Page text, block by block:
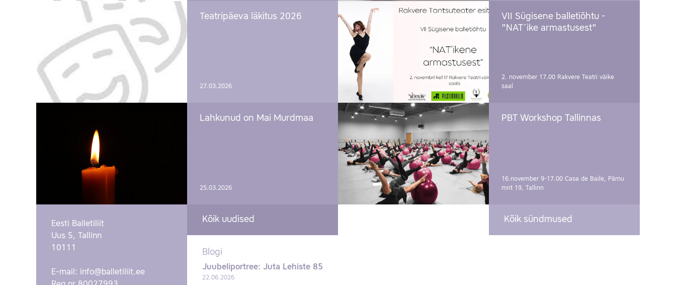
Teatripäeva läkitus 2026
27.03.2026
Lahkunud on Mai Murdmaa
25.03.2026
Kõik uudised
VII Sügisene balletiõhtu -
"NAT´ike armastusest"
2. november 17.00 Rakvere Teatri väike
saal
PBT Workshop Tallinnas
16.november 9-17.00 Casa de Baile, Pärnu
mnt 19, Tallinn
Kõik sündmused
Eesti Balletiliit
Uus 5, Tallinn
10111
E-mail: info@balletiliit.ee
Blogi
Juubeliportree: Juta Lehiste 85
22.06.2026